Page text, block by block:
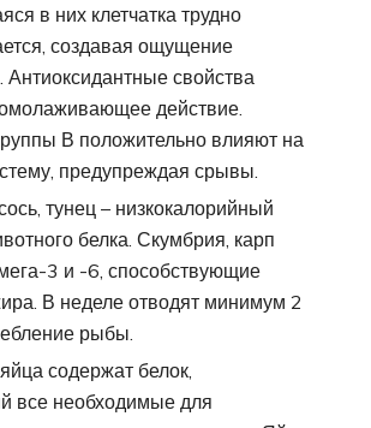
в них клетчатка трудно
создавая ощущение
свойства
действие.
В положительно влияют на
предупреждая срывы.
тунец – низкокалорийный
белка. Скумбрия, карп
3 и -6, способствующие
В неделе отводят минимум 2
рыбы.
содержат белок,
все необходимые для